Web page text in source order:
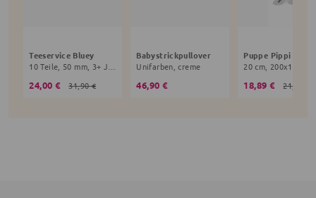
Teeservice Bluey
10 Teile, 50 mm, 3+ Jahre, bunt
24,00 € 31,90 €
Babystrickpullover
Unifarben, creme
46,90 € 18,89 € 21,90 €